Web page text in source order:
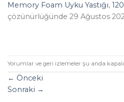
Memory Foam Uyku Yastığı,
çözünürlüğünde 29 Ağustos
Yorumlar ve geri izlemeler şu anda
← Önceki
Sonraki →